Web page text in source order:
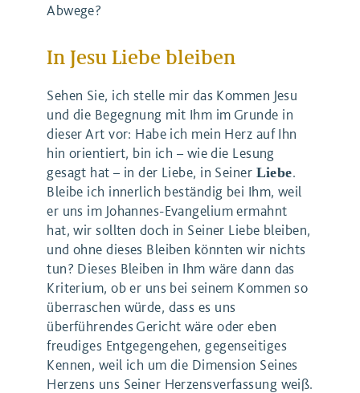
Abwege?
In Jesu Liebe bleiben
Sehen Sie, ich stelle mir das Kommen Jesu
und die Begegnung mit Ihm im Grunde in
dieser Art vor: Habe ich mein Herz auf Ihn
hin orientiert, bin ich – wie die Lesung
gesagt hat – in der Liebe, in Seiner Liebe.
Bleibe ich innerlich beständig bei Ihm, weil
er uns im Johannes-Evangelium ermahnt
hat, wir sollten doch in Seiner Liebe bleiben,
und ohne dieses Bleiben könnten wir nichts
tun? Dieses Bleiben in Ihm wäre dann das
Kriterium, ob er uns bei seinem Kommen so
überraschen würde, dass es uns
überführendes Gericht wäre oder eben
freudiges Entgegengehen, gegenseitiges
Kennen, weil ich um die Dimension Seines
Herzens uns Seiner Herzensverfassung weiß.